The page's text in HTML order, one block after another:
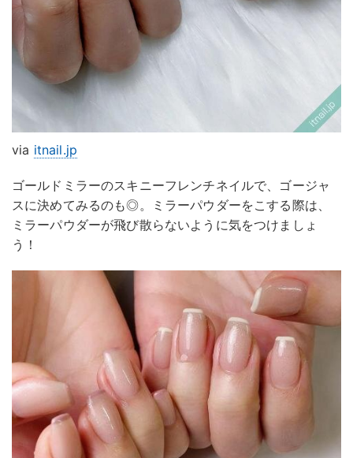
via itnail.jp
ゴールドミラーのスキニーフレンチネイルで、ゴージャ
スに決めてみるのも◎。ミラーパウダーをこする際は、
ミラーパウダーが飛び散らないように気をつけましょ
う！